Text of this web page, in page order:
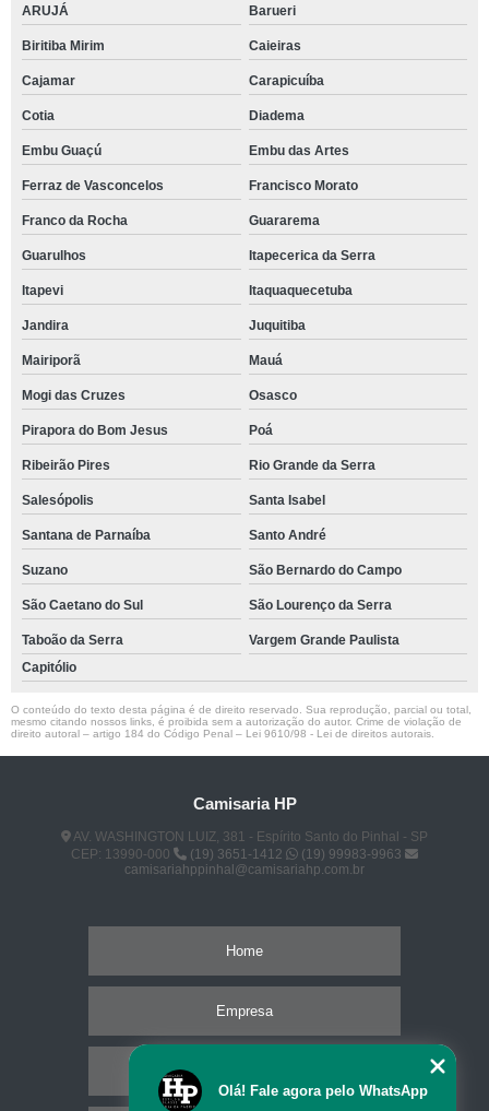
ARUJÁ
Barueri
Biritiba Mirim Caieiras
Cajamar Carapicuíba
Cotia Diadema
Embu Guaçú Embu das Artes
Ferraz de Vasconcelos Francisco Morato
Franco da Rocha Guararema
Guarulhos Itapecerica da Serra
Itapevi Itaquaquecetuba
Jandira Juquitiba
Mairiporã Mauá
Mogi das Cruzes Osasco
Pirapora do Bom Jesus Poá
Ribeirão Pires Rio Grande da Serra
Salesópolis Santa Isabel
Santana de Parnaíba Santo André
Suzano São Bernardo do Campo
São Caetano do Sul São Lourenço da Serra
Taboão da Serra
Vargem Grande Paulista
Capitólio
O conteúdo do texto desta página é de direito reservado. Sua reprodução, parcial ou total,
mesmo citando nossos links, é proibida sem a autorização do autor. Crime de violação de
direito autoral – artigo 184 do Código Penal – Lei 9610/98 - Lei de direitos autorais
Camisaria HP
AV. WASHINGTON LUIZ, 381 - Espírito Santo do Pinhal - SP
CEP: 13990-000
(19) 3651-1412
(19) 99983-9963
camisariahppinhal@camisariahp.com.br
Home
Empresa
Olá! Fale agora pelo WhatsApp